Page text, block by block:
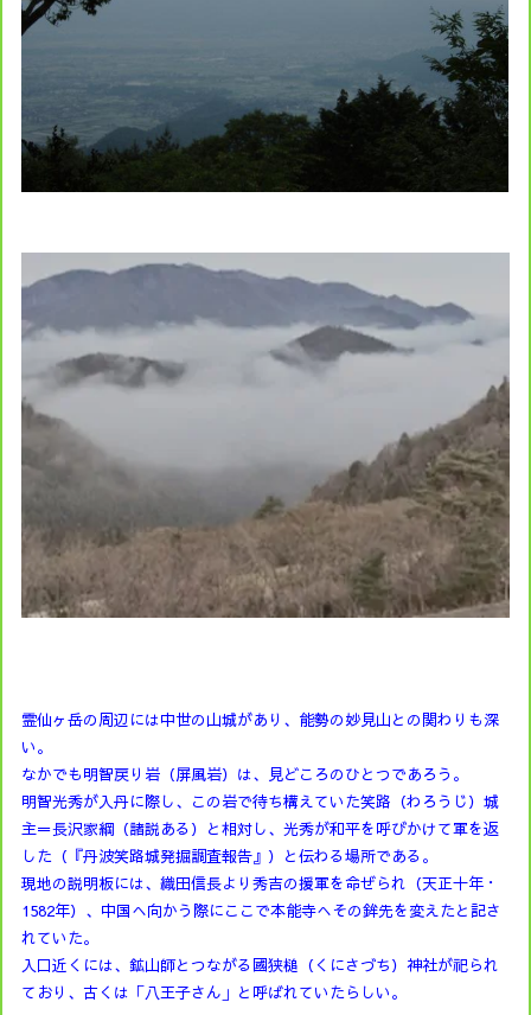
霊仙ヶ岳の周辺には中世の山城があり、能勢の妙見山との関わりも深
い。
なかでも明智戻り岩（屏風岩）は、見どころのひとつであろう。
明智光秀が入丹に際し、この岩で待ち構えていた笑路（わろうじ）城
主＝長沢家綱（諸説ある）と相対し、光秀が和平を呼びかけて軍を返
した（『丹波笑路城発掘調査報告』）と伝わる場所である。
現地の説明板には、織田信長より秀吉の援軍を命ぜられ（天正十年・
1582年）、中国へ向かう際にここで本能寺へその鉾先を変えたと記さ
れていた。
入口近くには、鉱山師とつながる國狭槌（くにさづち）神社が祀られ
ており、古くは「八王子さん」と呼ばれていたらしい。